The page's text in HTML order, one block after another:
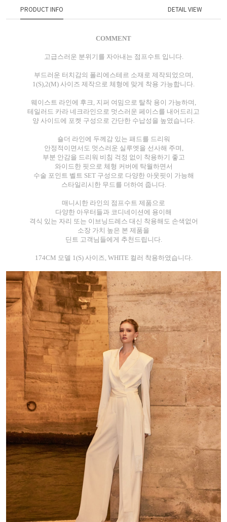
PRODUCT INFO DETAIL VIEW
COMMENT
고급스러운 분위기를 자아내는 점프수트 입니다.
부드러운 터치감의 폴리에스테르 소재로 제작되었으며,
1(S),2(M) 사이즈 제작으로 체형에 맞게 착용 가능합니다.
웨이스트 라인에 후크, 지퍼 여밈으로 탈착 용이 가능하며,
테일러드 카라 네크라인으로 멋스러운 페이스를 내어드리고
양 사이드에 포켓 구성으로 간단한 수납성을 높였습니다.
숄더 라인에 두께감 있는 패드를 드리워
안정적이면서도 멋스러운 실루엣을 선사해 주며,
부분 안감을 드리워 비침 걱정 없이 착용하기 좋고
와이드한 핏으로 체형 커버에 탁월하면서
수술 포인트 벨트 SET 구성으로 다양한 아웃핏이 가능해
스타일리시한 무드를 더하여 줍니다.
매니시한 라인의 점프수트 제품으로
다양한 아우터들과 코디네이션에 용이해
격식 있는 자리 또는 이브닝드레스 대신 착용해도 손색없어
소장 가치 높은 본 제품을
딘트 고객님들에게 추천드립니다.
174CM 모델 1(S) 사이즈, WHITE 컬러 착용하였습니다.